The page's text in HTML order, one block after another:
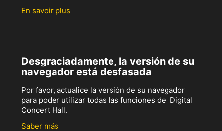
En savoir plus
Desgraciadamente, la versión de su
navegador está desfasada
Por favor, actualice la versión de su navegador
para poder utilizar todas las funciones del Digital
Concert Hall.
Saber más